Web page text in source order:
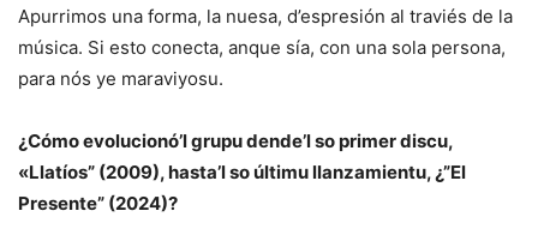
Apurrimos una forma, la nuesa, d’espresión al traviés de la
música. Si esto conecta, anque sía, con una sola persona,
para nós ye maraviyosu.
¿Cómo evolucionó’l grupu dende’l so primer discu,
«Llatíos” (2009), hasta’l so últimu llanzamientu, ¿”El
Presente” (2024)?